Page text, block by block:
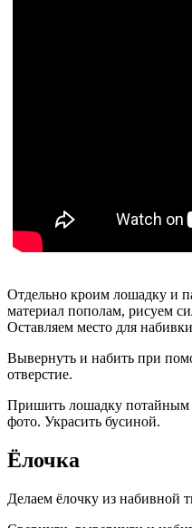
Отдельно кроим лошадку и
материал пополам, рисуем
Оставляем место для
Вывернуть и набить при
отверстие.
Пришить лошадку потайным
фото. Украсить бусиной.
Ёлочка
Делаем ёлочку из набивной